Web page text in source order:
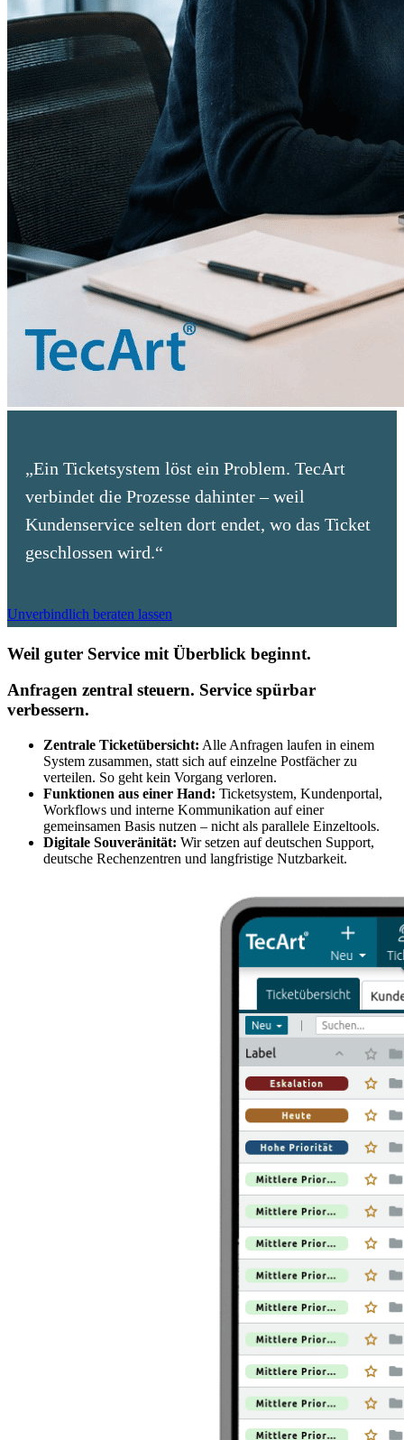
„Ein Ticketsystem löst ein Problem. TecArt
verbindet die Prozesse dahinter – weil
Kundenservice selten dort endet, wo das Ticket
geschlossen wird.“
Unverbindlich beraten lassen
Weil guter Service mit Überblick beginnt.
Anfragen zentral steuern. Service spürbar
verbessern.
Zentrale Ticketübersicht: Alle Anfragen laufen in einem
System zusammen, statt sich auf einzelne Postfächer zu
verteilen. So geht kein Vorgang verloren.
Funktionen aus einer Hand: Ticketsystem, Kundenportal,
Workflows und interne Kommunikation auf einer
gemeinsamen Basis nutzen – nicht als parallele Einzeltools.
Digitale Souveränität: Wir setzen auf deutschen Support,
deutsche Rechenzentren und langfristige Nutzbarkeit.